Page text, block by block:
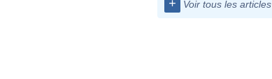
+ Voir tous les articles